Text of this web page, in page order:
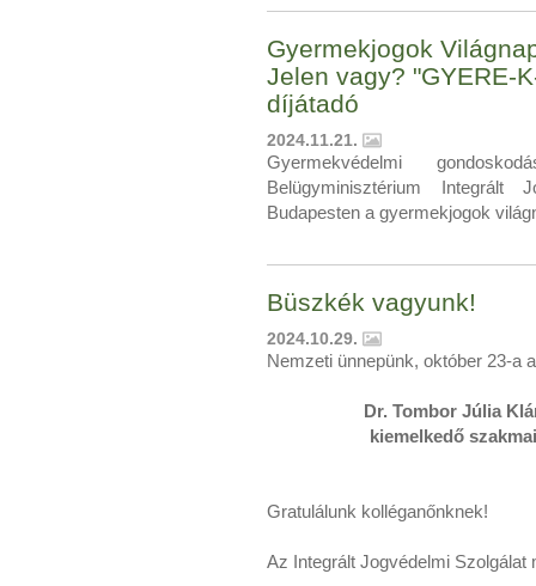
Gyermekjogok
Jelen vagy? "GYERE-
díjátadó
2024.11.21.
Gyermekvédelmi
Belügyminisztérium Integrált
Budapesten a gyermekjogok
Büszkék vagyunk!
2024.10.29.
Nemzeti ünnepünk, október 23-a
Dr. Tombor Júlia
kiemelkedő
Gratulálunk kolléganőnknek!
Az Integrált Jogvédelmi Szolgálat